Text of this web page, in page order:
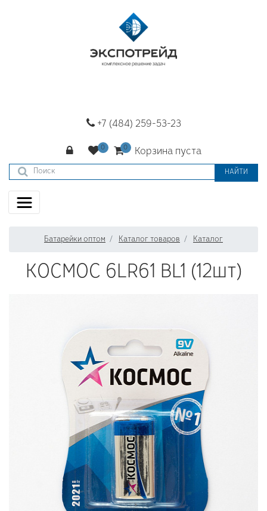
+7 (484) 259-53-23
Корзина пуста
НАЙТИ
Батарейки оптом Каталог товаров Каталог
КОСМОС 6LR61 BL1 (12шт)